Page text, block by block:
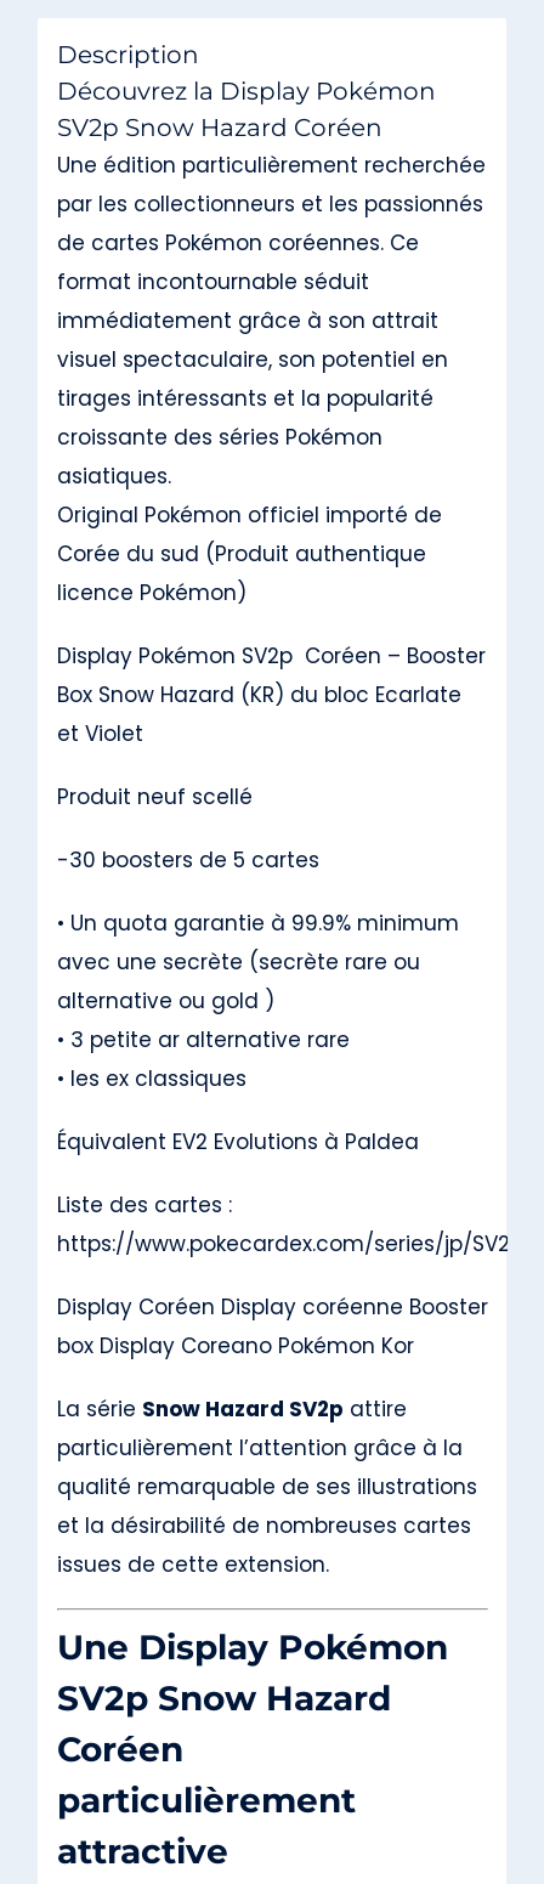
Description
Découvrez la Display Pokémon
SV2p Snow Hazard Coréen
Une édition particulièrement recherchée
par les collectionneurs et les passionnés
de cartes Pokémon coréennes. Ce
format incontournable séduit
immédiatement grâce à son attrait
visuel spectaculaire, son potentiel en
tirages intéressants et la popularité
croissante des séries Pokémon
asiatiques.
Original Pokémon officiel importé de
Corée du sud (Produit authentique
licence Pokémon)
Display Pokémon SV2p Coréen – Booster
Box Snow Hazard (KR) du bloc Ecarlate
et Violet
Produit neuf scellé
-30 boosters de 5 cartes
•⁠ ⁠Un quota garantie à 99.9% minimum
avec une secrète (secrète rare ou
alternative ou gold )
•⁠ ⁠3 petite ar alternative rare
•⁠ ⁠les ex classiques
Équivalent EV2 Evolutions à Paldea
Liste des cartes :
https://www.pokecardex.com/series/jp/SV2p
Display Coréen Display coréenne Booster
box Display Coreano Pokémon Kor
La série Snow Hazard SV2p attire
particulièrement l’attention grâce à la
qualité remarquable de ses illustrations
et la désirabilité de nombreuses cartes
issues de cette extension.
Une Display Pokémon
SV2p Snow Hazard
Coréen
particulièrement
attractive